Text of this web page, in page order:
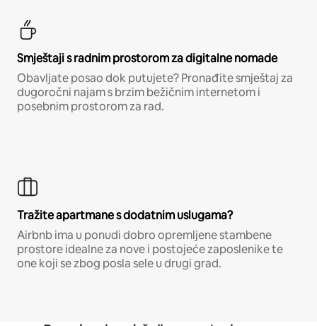
Smještaji s radnim prostorom za digitalne nomade
Obavljate posao dok putujete? Pronađite smještaj za
dugoročni najam s brzim bežičnim internetom i
posebnim prostorom za rad.
Tražite apartmane s dodatnim uslugama?
Airbnb ima u ponudi dobro opremljene stambene
prostore idealne za nove i postojeće zaposlenike te
one koji se zbog posla sele u drugi grad.